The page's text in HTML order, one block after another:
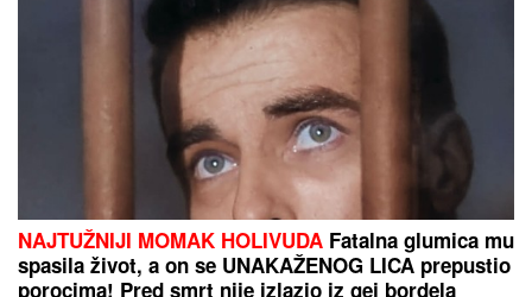
Jugoslovenska zvezda ćerku je
podigla sama, prošla kroz težak
period, a onda se oprosila od nje:
"Počivaj u miru Božjem, najdraža
moja Ivi"